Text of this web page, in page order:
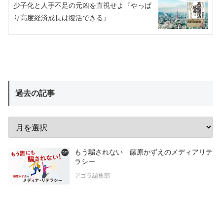
少子化と人手不足の元凶を直視せよ『やっぱ
り高度経済成長は復活できる』
過去の記事
もう騙されない 藤原かずえのメディアリテ
ラシー
アゴラ編集部